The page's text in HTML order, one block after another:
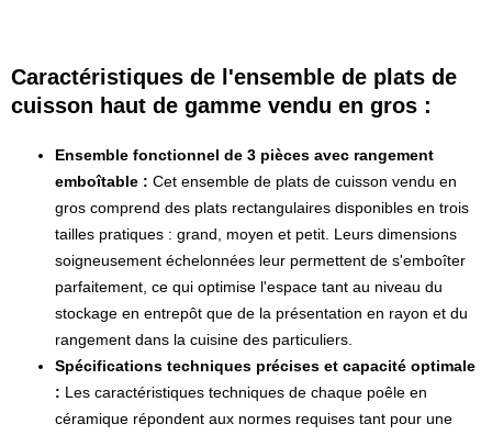
Caractéristiques de l'ensemble de plats de
cuisson haut de gamme vendu en gros :
Ensemble fonctionnel de 3 pièces avec rangement
emboîtable : Cet ensemble de plats de cuisson vendu en
gros comprend des plats rectangulaires disponibles en trois
tailles pratiques : grand, moyen et petit. Leurs dimensions
soigneusement échelonnées leur permettent de s'emboîter
parfaitement, ce qui optimise l'espace tant au niveau du
stockage en entrepôt que de la présentation en rayon et du
rangement dans la cuisine des particuliers.
Spécifications techniques précises et capacité optimale
: Les caractéristiques techniques de chaque poêle en
céramique répondent aux normes requises tant pour une